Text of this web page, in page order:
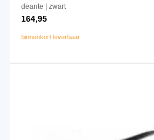
deante zwart
164,95
binnenkort leverbaar